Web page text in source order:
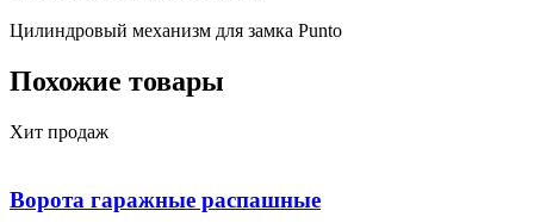
Цилиндровый механизм для замка Punto
Похожие товары
Хит продаж
Ворота гаражные распашные